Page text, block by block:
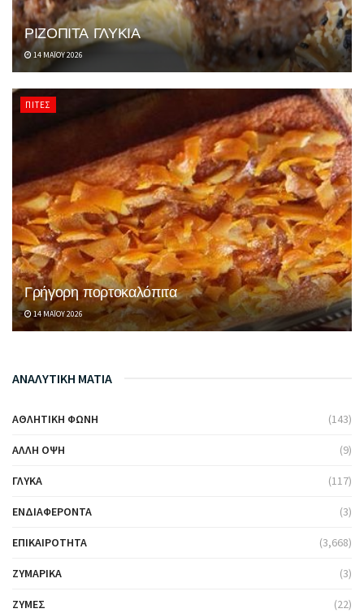
ΡΙΖΟΠΙΤΑ ΓΛΥΚΙΑ
14 ΜΑΪ́ΟΥ 2026
ΠΊΤΕΣ
Γρήγορη πορτοκαλόπιτα
14 ΜΑΪ́ΟΥ 2026
ΑΝΑΛΥΤΙΚΗ ΜΑΤΙΑ
ΑΘΛΗΤΙΚΉ ΦΩΝΉ (143)
ΆΛΛΗ ΌΨΗ (9)
ΓΛΥΚΆ (117)
ΕΝΔΙΑΦΈΡΟΝΤΑ (3)
ΕΠΙΚΑΙΡΌΤΗΤΑ (3,668)
ΖΥΜΑΡΙΚΆ (3)
ΖΎΜΕΣ (22)